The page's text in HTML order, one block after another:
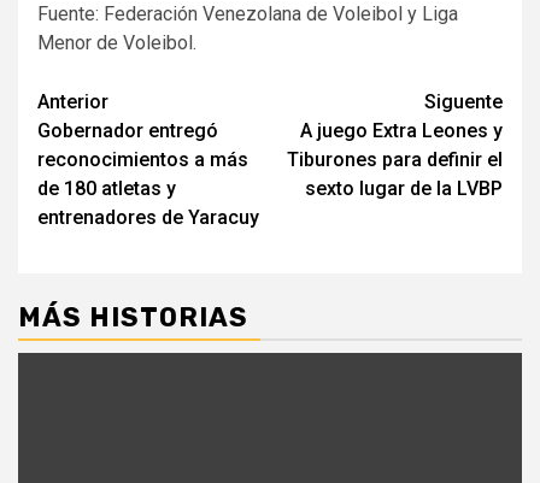
Fuente: Federación Venezolana de Voleibol y Liga
Menor de Voleibol.
Navegación
de
entradas
Anterior
Gobernador entregó
reconocimientos a más
de 180 atletas y
entrenadores de Yaracuy
Siguente
A juego Extra Leones y
Tiburones para definir el
sexto lugar de la LVBP
MÁS HISTORIAS